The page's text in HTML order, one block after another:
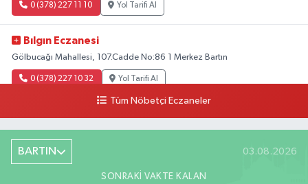
0 (378) 227 11 10 Yol Tarifi Al
Bılgın Eczanesi
Gölbucağı Mahallesi, 107.Cadde No:86 1 Merkez Bartın
0 (378) 227 10 32 Yol Tarifi Al
Tüm Nöbetçi Eczaneler
BARTIN 03.08.2026
SONRAKI VAKTE KALAN